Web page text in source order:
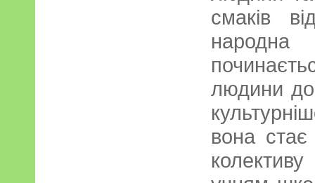
смаків
народна
людини до
вона стає